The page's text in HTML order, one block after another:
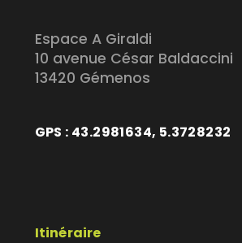
Espace A Giraldi
10 avenue César Baldaccini
13420 Gémenos
GPS : 43.2981634, 5.3728232
Itinéraire